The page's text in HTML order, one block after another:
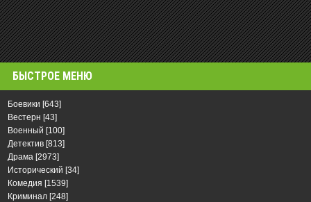
БЫСТРОЕ МЕНЮ
Боевики [643]
Вестерн [43]
Военный [100]
Детектив [813]
Драма [2973]
Исторический [34]
Комедия [1539]
Криминал [248]